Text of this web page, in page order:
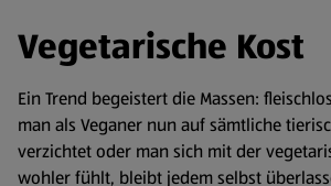
Vegetarische Kost
Ein Trend begeistert die Massen:
man als Veganer nun auf sämtliche
verzichtet oder man sich mit der
wohler fühlt, bleibt jedem selbst